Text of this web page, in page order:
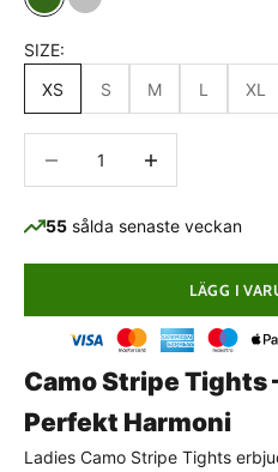
PASSFORMSGUIDE
Green Camo
Gray Camo
SIZE:
XS
S M L XL
55 sålda senaste veckan
LÄGG I
Camo Stripe Tights
Perfekt Harmoni
Ladies Camo Stripe Tights